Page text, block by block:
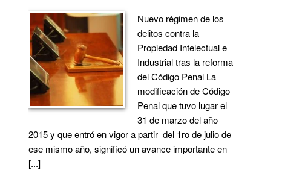
Nuevo régimen de los
delitos contra la
Propiedad Intelectual e
Industrial tras la reforma
del Código Penal La
modificación de Código
Penal que tuvo lugar el
31 de marzo del año
2015 y que entró en vigor a partir del 1ro de julio de
ese mismo año, significó un avance importante en
[...]